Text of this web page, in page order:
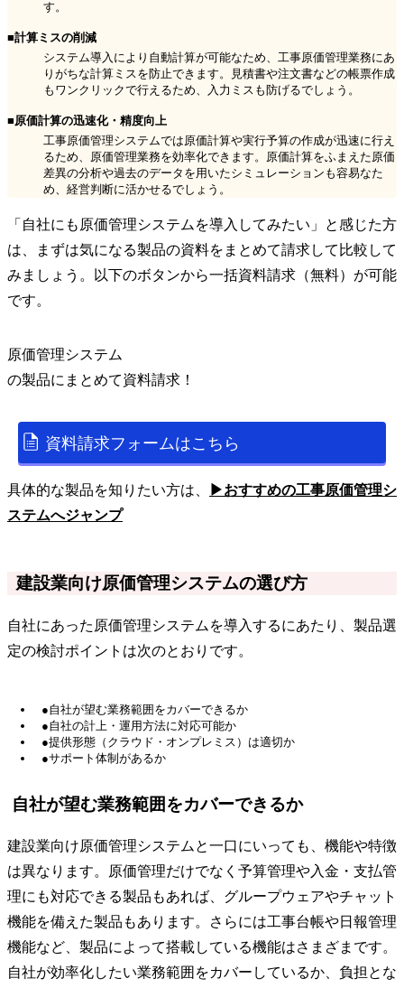
す。
■計算ミスの削減
システム導入により自動計算が可能なため、工事原価管理業務にあ
りがちな計算ミスを防止できます。見積書や注文書などの帳票作成
もワンクリックで行えるため、入力ミスも防げるでしょう。
■原価計算の迅速化・精度向上
工事原価管理システムでは原価計算や実行予算の作成が迅速に行え
るため、原価管理業務を効率化できます。原価計算をふまえた原価
差異の分析や過去のデータを用いたシミュレーションも容易なた
め、経営判断に活かせるでしょう。
「自社にも原価管理システムを導入してみたい」と感じた方
は、まずは気になる製品の資料をまとめて請求して比較して
みましょう。以下のボタンから一括資料請求（無料）が可能
です。
原価管理システム
の製品にまとめて資料請求！
資料請求フォームはこちら
具体的な製品を知りたい方は、
▶おすすめの工事原価管理シ
ステムへジャンプ
建設業向け原価管理システムの選び方
自社にあった原価管理システムを導入するにあたり、製品選
定の検討ポイントは次のとおりです。
●自社が望む業務範囲をカバーできるか
●自社の計上・運用方法に対応可能か
●提供形態（クラウド・オンプレミス）は適切か
●サポート体制があるか
自社が望む業務範囲をカバーできるか
建設業向け原価管理システムと一口にいっても、機能や特徴
は異なります。原価管理だけでなく予算管理や入金・支払管
理にも対応できる製品もあれば、グループウェアやチャット
機能を備えた製品もあります。さらには工事台帳や日報管理
機能など、製品によって搭載している機能はさまざまです。
自社が効率化したい業務範囲をカバーしているか、負担とな